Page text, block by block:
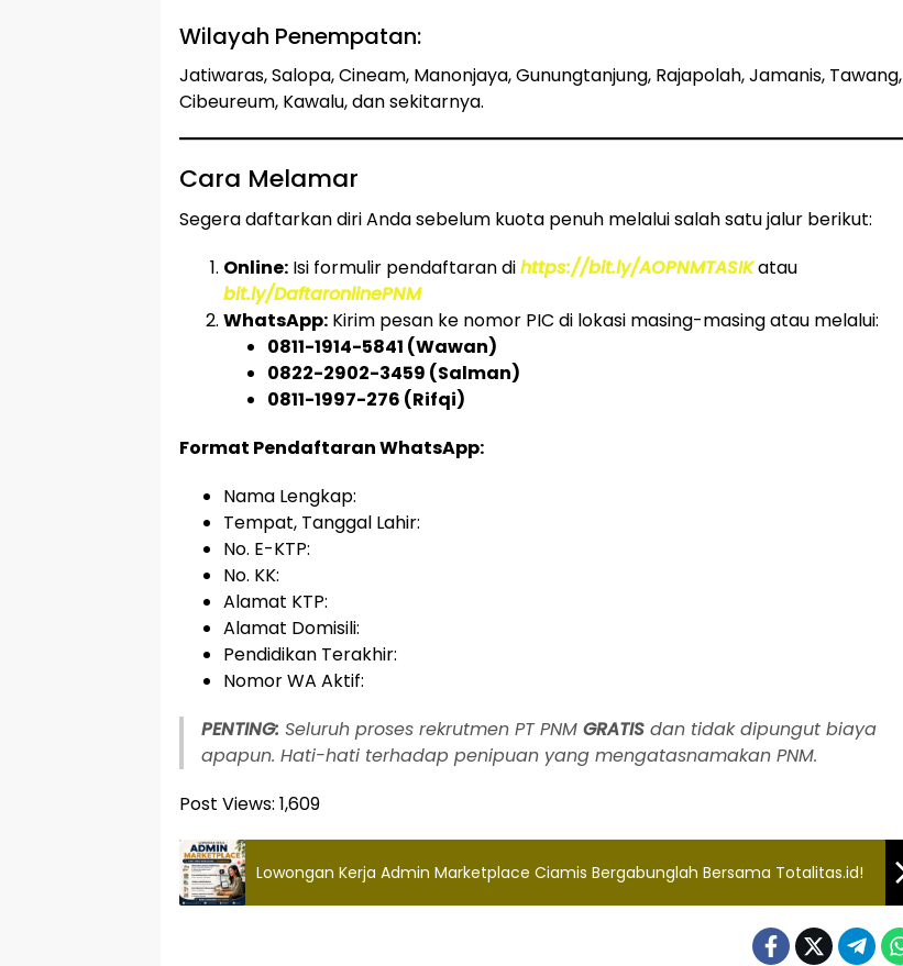
Wilayah Penempatan:
Jatiwaras, Salopa, Cineam, Manonjaya, Gunungtanjung, Rajapolah, Jamanis, Tawang,
Cibeureum, Kawalu, dan sekitarnya.
Cara Melamar
Segera daftarkan diri Anda sebelum kuota penuh melalui salah satu jalur berikut:
Online: Isi formulir pendaftaran dihttps://bit.ly/AOPNMTASIKatau
bit.ly/DaftaronlinePNM
WhatsApp: Kirim pesan ke nomor PIC di lokasi masing-masing atau melalui:
0811-1914-5841 (Wawan)
0822-2902-3459 (Salman)
0811-1997-276 (Rifqi)
Format Pendaftaran WhatsApp:
Nama Lengkap:
Tempat, Tanggal Lahir:
No. E-KTP:
No. KK:
Alamat KTP:
Alamat Domisili:
Pendidikan Terakhir:
Nomor WA Aktif:
PENTING: Seluruh proses rekrutmen PT PNM GRATIS dan tidak dipungut biaya
apapun. Hati-hati terhadap penipuan yang mengatasnamakan PNM.
Post Views: 1,609
Lowongan Kerja Admin Marketplace Ciamis Bergabunglah Bersama Totalitas.id!